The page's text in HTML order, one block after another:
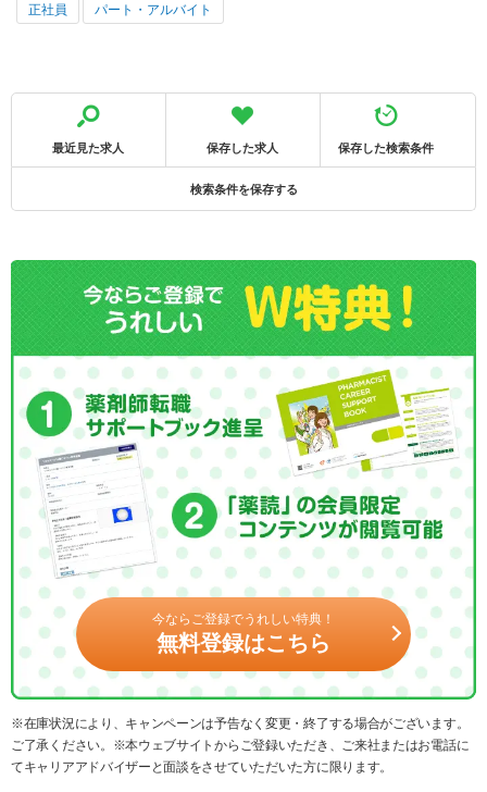
正社員 パート・アルバイト
最近見た求人 保存した求人 保存した検索条件
検索条件を保存する
今ならご登録でうれしい特典！
無料登録はこちら
※在庫状況により、キャンペーンは予告なく変更・終了する場合がございます。
ご了承ください。※本ウェブサイトからご登録いただき、ご来社またはお電話に
てキャリアアドバイザーと面談をさせていただいた方に限ります。